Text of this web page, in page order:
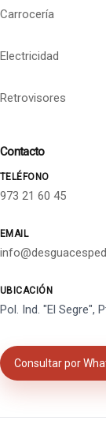
Carrocería
Electricidad
Retrovisores
Contacto
TELÉFONO
973 21 60 45
EMAIL
UBICACIÓN
Pol. Ind. "El Segre",
Consultar por